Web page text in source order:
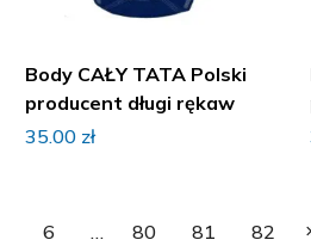
Body CAŁY TATA Polski
producent długi rękaw
35.00 zł
6 … 80 81 82